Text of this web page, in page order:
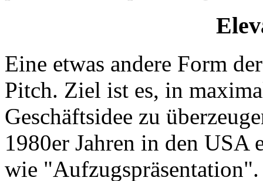
Eine etwas andere Form
Pitch. Ziel ist es, in
Geschäftsidee zu
1980er Jahren in den USA
wie